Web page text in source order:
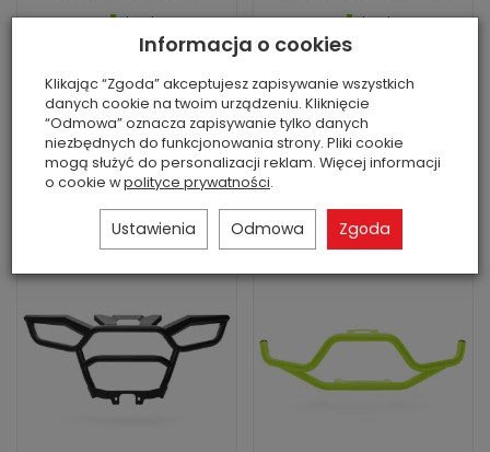
Jest
Stan: nowa część
1 007,00 zł
Do koszyka
Jest
Stan: nowa część
1 007,00 zł
Informacja o cookies
Klikając “Zgoda” akceptujesz zapisywanie wszystkich
danych cookie na twoim urządzeniu. Kliknięcie
“Odmowa” oznacza zapisywanie tylko danych
niezbędnych do funkcjonowania strony. Pliki cookie
mogą służyć do personalizacji reklam. Więcej informacji
o cookie wpolityce prywatności.
Ustawienia Odmowa Zgoda